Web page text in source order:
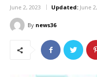
June 2, 2023 Updated: June
By news36